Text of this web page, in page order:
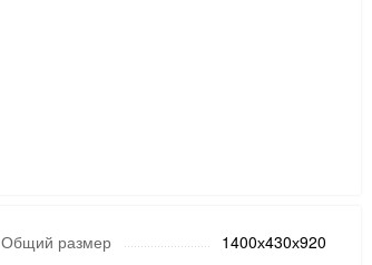
Общий размер 1400х430х920